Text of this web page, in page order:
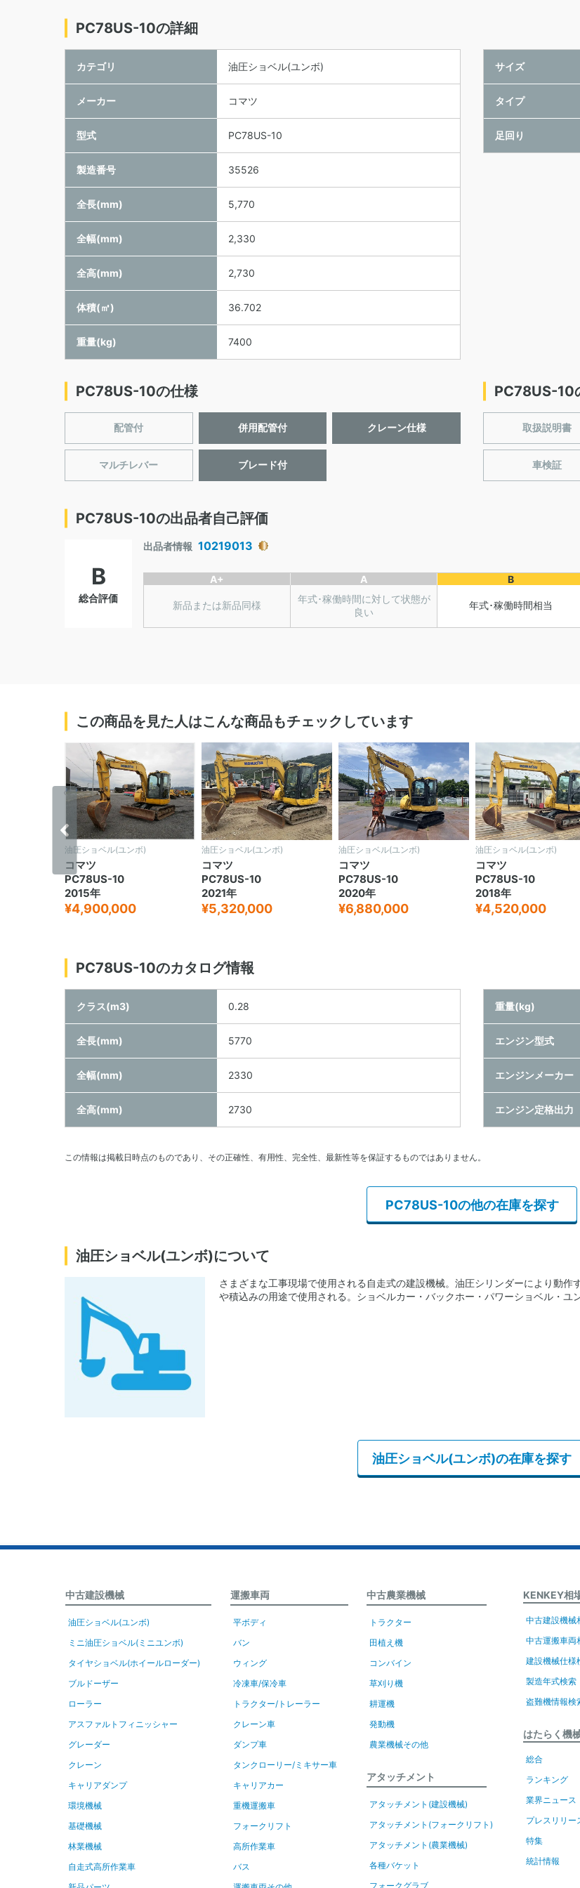
PC78US-10の詳細
カテゴリ 油圧ショベル(ユンボ)
メーカー コマツ
型式 PC78US-10
製造番号 35526
全長(mm) 5,770
全幅(mm) 2,330
全高(mm) 2,730
体積(㎥) 36.702
重量(kg) 7400
サイズ
タイプ
足回り
PC78US-10の仕様
配管付 併用配管付 クレーン仕様
マルチレバー ブレード付
PC78US-10
取扱説明書
車検証
PC78US-10の出品者自己評価
B
総合評価
出品者情報 10219013
A+
新品または新品同様
A
年式･稼働時間に対して状態が
良い
B
年式･稼働時間相当
この商品を見た人はこんな商品もチェックしています
油圧ショベル(ユンボ)
コマツ
PC78US-10
2015年
¥4,900,000
油圧ショベル(ユンボ)
コマツ
PC78US-10
2021年
¥5,320,000
油圧ショベル(ユンボ)
コマツ
PC78US-10
2020年
¥6,880,000
油圧ショベル(ユンボ)
コマツ
PC78US-10
2018年
¥4,520,000
‹
PC78US-10のカタログ情報
クラス(m3) 0.28
全長(mm) 5770
全幅(mm) 2330
全高(mm) 2730
重量(kg)
エンジン型式
エンジンメーカー
エンジン定格出力
この情報は掲載日時点のものであり、その正確性、有用性、完全性、最新性等を保証するものではありません。
PC78US-10の他の在庫を探す
油圧ショベル(ユンボ)について
さまざまな工事現場で使用される自走式の建設機械。油圧シリンダーにより動
や積込みの用途で使用される。ショベルカー・バックホー・パワーショベル・ユ
油圧ショベル(ユンボ)の在庫を探す
中古建設機械
油圧ショベル(ユンボ)
ミニ油圧ショベル(ミニユンボ)
タイヤショベル(ホイールローダー)
ブルドーザー
ローラー
アスファルトフィニッシャー
グレーダー
クレーン
キャリアダンプ
環境機械
基礎機械
林業機械
自走式高所作業車
運搬車両
平ボディ
バン
ウィング
冷凍車/保冷車
トラクター/トレーラー
クレーン車
ダンプ車
タンクローリー/ミキサー車
キャリアカー
重機運搬車
フォークリフト
高所作業車
バス
中古農業機械
トラクター
田植え機
コンバイン
草刈り機
耕運機
発動機
農業機械その他
アタッチメント
アタッチメント(建設機械)
アタッチメント(フォークリフト)
アタッチメント(農業機械)
各種バケット
フォークグラブ
KENKEY相
中古建設機械
中古運搬車両
建設機械仕様
製造年式検索
盗難機情報検
はたらく機
総合
ランキング
業界ニュース
プレスリリー
特集
統計情報